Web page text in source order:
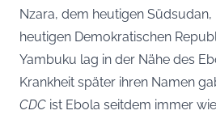
Nzara, dem heutigen
heutigen Demokratischen
Yambuku lag in der Nähe des
Krankheit später ihren Namen
CDC ist Ebola seitdem immer